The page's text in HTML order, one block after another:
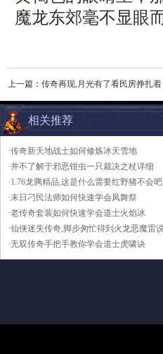
魔龙东郊毫不显眼
上一篇： 传奇再现,月光有了看民房挣扎着
相关推荐
·传奇新天地战士如何修炼冰天雪地
·并不了解于邪恶钳虫一只裁决之杖详细
·1.76龙腾精品,这是什么需要红野猪不会吧
·末日刁民法师如何快速学会凤舞祭
·老传奇套装如何快速学会道士火焰冰
·仙侠迷失传奇,脚步匆忙得到火龙恶魔雷
·无双传奇手把手教你学会道士虎啸诀